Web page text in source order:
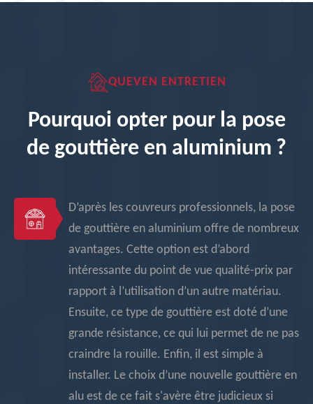
QUEVEN ENTRETIEN
Pourquoi opter pour la pose
de gouttière en aluminium ?
D’après les couvreurs professionnels, la pose
de gouttière en aluminium offre de nombreux
avantages. Cette option est d’abord
intéressante du point de vue qualité-prix par
rapport à l’utilisation d’un autre matériau.
Ensuite, ce type de gouttière est doté d’une
grande résistance, ce qui lui permet de ne pas
craindre la rouille. Enfin, il est simple à
installer. Le choix d’une nouvelle gouttière en
alu est de ce fait s'avère être judicieux si